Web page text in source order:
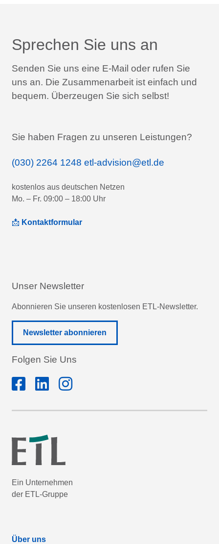
Sprechen Sie uns an
Senden Sie uns eine E-Mail oder rufen Sie
uns an. Die Zusammenarbeit ist einfach und
bequem. Überzeugen Sie sich selbst!
Sie haben Fragen zu unseren Leistungen?
(030) 2264 1248 etl-advision@etl.de
kostenlos aus deutschen Netzen
Mo. – Fr. 09:00 – 18:00 Uhr
📩 Kontaktformular
Unser Newsletter
Abonnieren Sie unseren kostenlosen ETL-Newsletter.
Newsletter abonnieren
Folgen Sie Uns
Ein Unternehmen
der ETL-Gruppe
Über uns